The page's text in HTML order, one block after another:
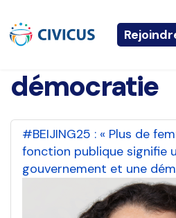
démocratie
#BEIJING25 : « Plus de
fonction publique signifie
gouvernement et une